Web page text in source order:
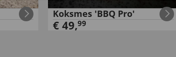
Koksmes 'BBQ Pro'
€ 49,99